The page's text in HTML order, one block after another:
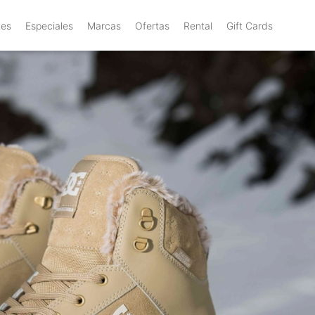
Especiales Marcas Ofertas Rental Gift Cards